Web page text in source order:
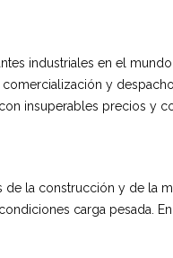
industriales en el
y
insuperables precios y
de la construcción y de la
carga pesada.